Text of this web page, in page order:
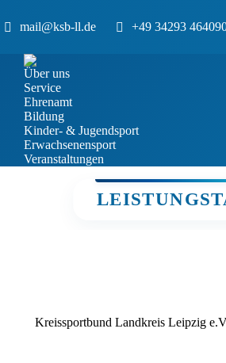
mail@ksb-ll.de +49 34293
Über uns
Service
Ehrenamt
Bildung
Kinder- & Jugendsport
Erwachsenensport
Veranstaltungen
Kreissportbund Landkreis Leipzig